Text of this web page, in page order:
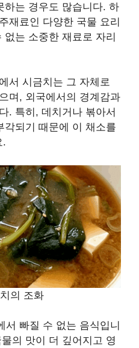
하는 경우도 많습니다. 하
재료인 다양한 국물 요리
는 소중한 재료로 자리
서 시금치는 그 자체로
며, 외국에서의 경계감과
. 특히, 데치거나 볶아서
각되기 때문에 이 채소를
.
의 조화
서 빠질 수 없는 음식입니
의 맛이 더 깊어지고 영